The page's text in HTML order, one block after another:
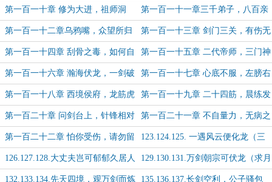
第一百一十章 修为大进，祖师洞 第一百一十一章三千弟子，八百亲
传
第一百一十二章乌鸦嘴，众望所归 第一百一十三章 剑门三关，有伤无
伤（求月票）
第一百一十四章 刮骨之毒，如何自
处
第一百一十五章 二代帝师，三门神
剑
第一百一十六章 瀚海伏龙，一剑破
空
第一百一十七章 心底不服，左膀右
臂
第一百一十八章 西境侯府，龙筋虎
骨
第一百一十九章 二十四筋，晨练发
难（求月票）
第一百二十章 问剑台上，针锋相对 第一百二十一章 不自量力，无病之
剑
第一百二十二章 怕你受伤，请勿留
手
123.124.125. 一遇风云便化龙（三
章合一）
126.127.128.大丈夫岂可郁郁久居人
下
129.130.131.万剑朝宗可伏龙（求月
票）
132.133.134.先天四境，观万剑而炼 135.136.137.长剑空利，公子骚包